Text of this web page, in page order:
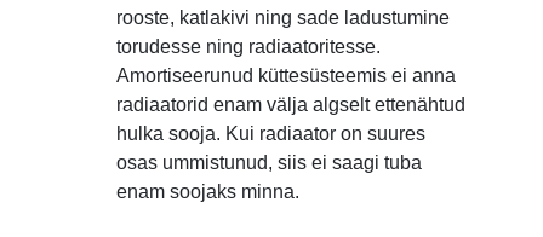
rooste, katlakivi ning sade ladustumine
torudesse ning radiaatoritesse.
Amortiseerunud küttesüsteemis ei anna
radiaatorid enam välja algselt ettenähtud
hulka sooja. Kui radiaator on suures
osas ummistunud, siis ei saagi tuba
enam soojaks minna.